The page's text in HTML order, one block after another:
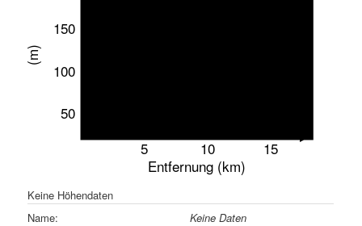
50
100
150
5 10
15
Entfernung (km)
(m)
Keine Höhendaten
Name:
Keine Daten